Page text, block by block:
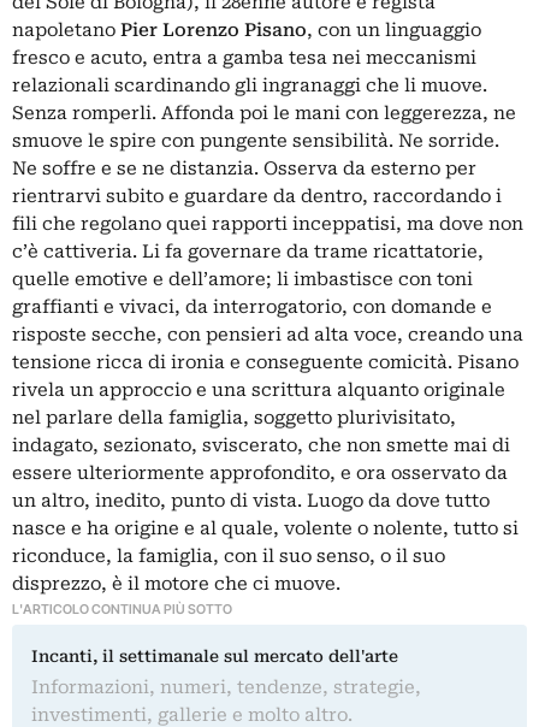
napoletano Pier Lorenzo Pisano, con un linguaggio
fresco e acuto, entra a gamba tesa nei meccanismi
relazionali scardinando gli ingranaggi che li muove.
Senza romperli. Affonda poi le mani con leggerezza, ne
smuove le spire con pungente sensibilità. Ne sorride.
Ne soffre e se ne distanzia. Osserva da esterno per
rientrarvi subito e guardare da dentro, raccordando i
fili che regolano quei rapporti inceppatisi, ma dove non
c’è cattiveria. Li fa governare da trame ricattatorie,
quelle emotive e dell’amore; li imbastisce con toni
graffianti e vivaci, da interrogatorio, con domande e
risposte secche, con pensieri ad alta voce, creando una
tensione ricca di ironia e conseguente comicità. Pisano
rivela un approccio e una scrittura alquanto originale
nel parlare della famiglia, soggetto plurivisitato,
indagato, sezionato, sviscerato, che non smette mai di
essere ulteriormente approfondito, e ora osservato da
un altro, inedito, punto di vista. Luogo da dove tutto
nasce e ha origine e al quale, volente o nolente, tutto si
riconduce, la famiglia, con il suo senso, o il suo
disprezzo, è il motore che ci muove.
L'ARTICOLO CONTINUA PIÙ SOTTO
Incanti, il settimanale sul mercato dell'arte
Informazioni, numeri, tendenze, strategie,
investimenti, gallerie e molto altro.